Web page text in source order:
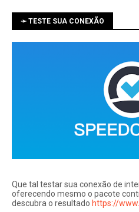
➛ TESTE SUA CONEXÃO
Que tal testar sua conexão de
oferecendo mesmo o pacote
descubra o resultado https://